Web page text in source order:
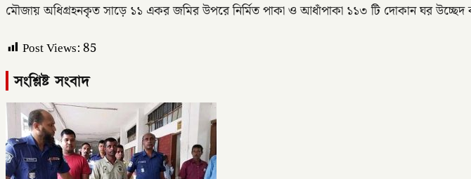
মৌজায় অধিগ্রহনকৃত সাড়ে ১১ একর জমির উপরে নির্মিত পাকা ও আধাঁপাকা ১১৩ টি দোকান ঘর
Post Views:85
সংশ্লিষ্ট সংবাদ